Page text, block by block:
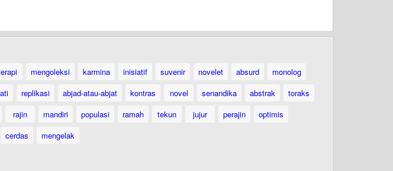
mengoleksi karmina inisiatif suvenir novelet absurd
monolog
replikasi abjad-atau-abjat kontras novel senandika abstrak
toraks
rajin mandiri populasi ramah tekun jujur perajin
optimis
cerdas mengelak